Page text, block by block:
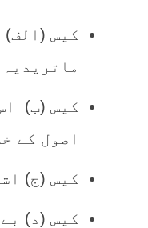
کیس (الف)
کیس (ب)
اصول کے
کیس (ج)
کیس (د)